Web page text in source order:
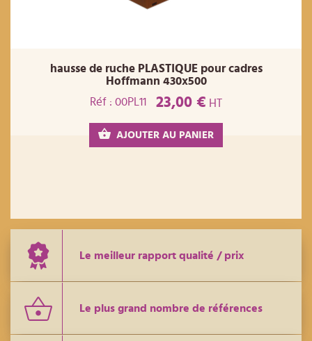
hausse de ruche PLASTIQUE pour cadres
Hoffmann 430x500
Réf : 00PL11
23,00 € HT
AJOUTER AU PANIER
Le meilleur rapport qualité / prix
Le plus grand nombre de références